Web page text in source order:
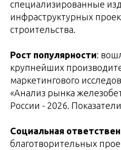
специализированные
инфраструктурных
строительства.
Рост популярности:
крупнейших
маркетингового
«Анализ рынка
России - 2026.
Социальная
благотворительных